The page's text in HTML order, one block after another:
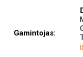
Gamintojas: